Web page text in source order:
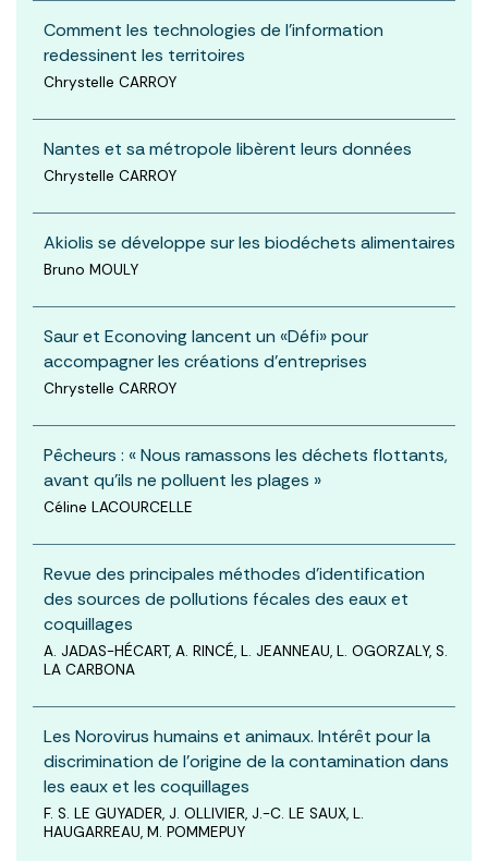
Comment les technologies de l'information
redessinent les territoires
Chrystelle CARROY
Nantes et sa métropole libèrent leurs données
Chrystelle CARROY
Akiolis se développe sur les biodéchets alimentaires
Bruno MOULY
Saur et Econoving lancent un «Défi» pour
accompagner les créations d'entreprises
Chrystelle CARROY
Pêcheurs : « Nous ramassons les déchets flottants,
avant qu’ils ne polluent les plages »
Céline LACOURCELLE
Revue des principales méthodes d’identification
des sources de pollutions fécales des eaux et
coquillages
A. JADAS-HÉCART, A. RINCÉ, L. JEANNEAU, L. OGORZALY, S.
LA CARBONA
Les Norovirus humains et animaux. Intérêt pour la
discrimination de l’origine de la contamination dans
les eaux et les coquillages
F. S. LE GUYADER, J. OLLIVIER, J.-C. LE SAUX, L.
HAUGARREAU, M. POMMEPUY